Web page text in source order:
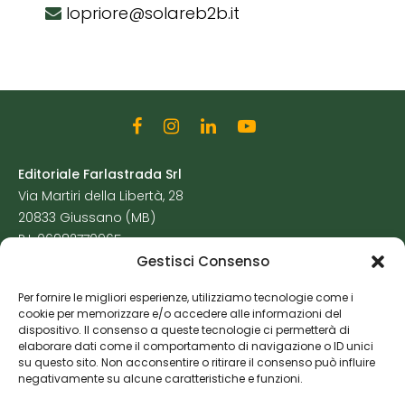
Gestisci Consenso
Per fornire le migliori esperienze, utilizziamo tecnologie come i
cookie per memorizzare e/o accedere alle informazioni del
dispositivo. Il consenso a queste tecnologie ci permetterà di
elaborare dati come il comportamento di navigazione o ID unici
su questo sito. Non acconsentire o ritirare il consenso può influire
negativamente su alcune caratteristiche e funzioni.
lopriore@solareb2b.it
Editoriale Farlastrada Srl
Via Martiri della Libertà, 28
20833 Giussano (MB)
P.I. 06982770965
Cookie Policy
Risorse Aggiuntive